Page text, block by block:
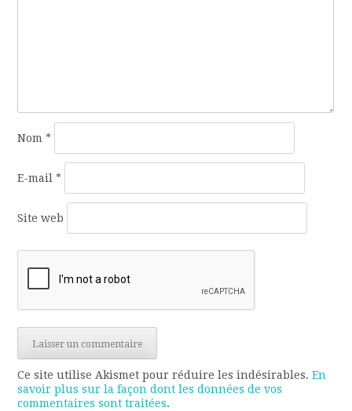
Nom*
E-mail*
Site web
Ce site utilise Akismet pour réduire les indésirables.En
savoir plus sur la façon dont les données de vos
commentaires sont traitées.